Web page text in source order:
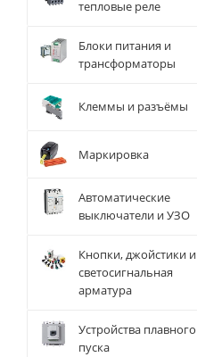
тепловые реле
Блоки питания и
трансформаторы
Клеммы и разъёмы
Маркировка
Автоматические
выключатели и УЗО
Кнопки, джойстики и
светосигнальная
арматура
Устройства плавного
пуска